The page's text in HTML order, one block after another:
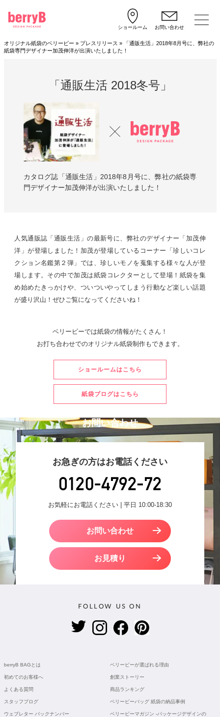
ショールーム お問い合わせ
オリジナル紙袋のベリービー » プレスリリース »
「通販生活」2018年8月号に、弊社の
紙袋専門デザイナー加茂伸洋が出演いたしました！
「通販生活 2018冬号」
カタログ誌「通販生活」2018年8月号に、弊社の紙袋専
門デザイナー加茂伸洋が出演いたしました！
人気通販誌「通販生活」の最新号に、弊社のデザイナー「加茂伸
洋」が登場しました！ 加茂が登場しているコーナー「珍しいコレ
クション名鑑第２弾」では、珍しいモノを蒐集する様々な人が登
場します。 その中で加茂は紙袋コレクターとして登場！ 紙袋を集
め始めたきっかけや、ついついやってしまう行動など楽しい話題
が盛り沢山！ぜひご覧になってくださいね！
ベリービーでは紙袋の情報がたくさん！
お打ち合わせでのオリジナル紙袋制作もできます。
ショールームはこちら
紙袋ブログはこちら
お問い合わせ
お急ぎの方はお電話ください
お気軽にお電話ください | 平日 10:00-18:30
お問い合わせ
お見積り
FOLLOW US ON
berryB BAGとは ベリービーが選ばれる理由
初めてのお客様へ 創業ストーリー
よくある質問 商品ランキング
スタッフブログ ベリービーバッグ 紙袋の納品事例
ウェブレター バックナンバー
ベリービーマガジン -パッケージデザインの